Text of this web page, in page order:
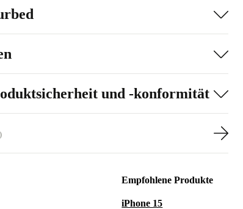
und -konformität
Empfohlene Produkte
iPhone 15